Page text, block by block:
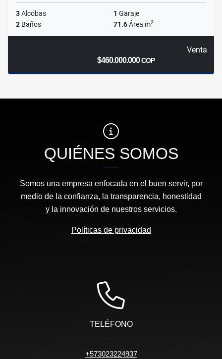
3Alcobas 1 Garaje
2 Baños 71.6Área m2
Venta
$460.000.000COP
QUIÉNES SOMOS
Somos una empresa enfocada en el buen servir, por
medio de la confianza, la transparencia, honestidad
y la innovación de nuestros servicios.
Políticas de privacidad
TELÉFONO
+573023224937